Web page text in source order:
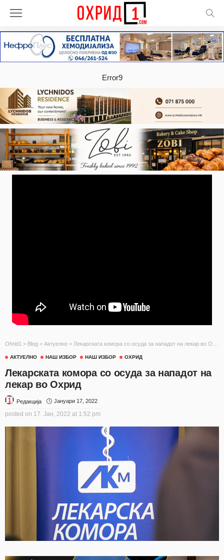
Error9
Ohrid1 > Blog > Актуелно > Лекарската комора со осуда за нападот на лекар во Охрид
АКТУЕЛНО НАШ ИЗБОР НАШ ИЗБОР ОХРИД
Лекарската комора со осуда за нападот на
лекар во Охрид
Редакција Јануари 17, 2022
posted on 17. Јан, 2022 at 1:52 pm